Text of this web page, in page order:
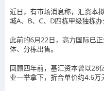
近日，有市场消息称，汇资本
城A、B、C、D四栋甲级独栋办
此前的6月22日，高力国际已
体、分栋出售。
回顾四年前，基汇资本曾以28
业一举拿下，折合单价约4.6万